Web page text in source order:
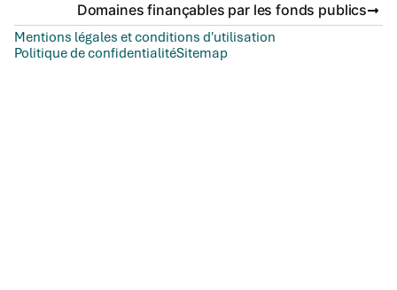
Domaines finançables par les fonds publics
Mentions légales et conditions d'utilisation
Politique de confidentialitéSitemap